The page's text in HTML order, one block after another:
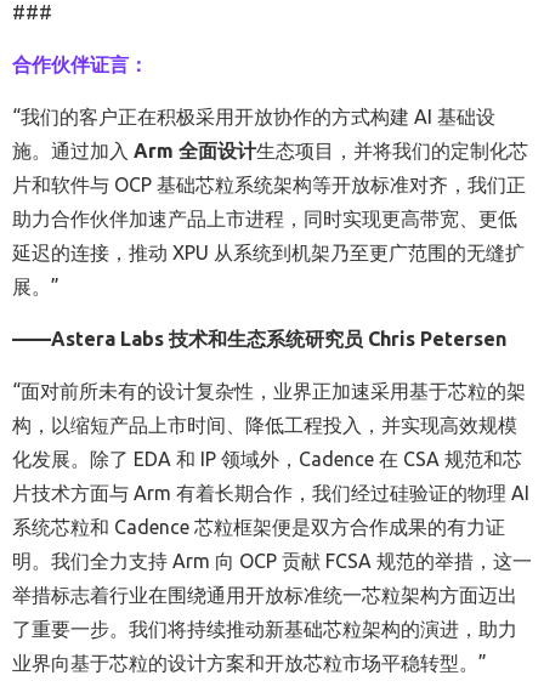
###
合作伙伴证言 ：
“我们的客户正在积极采用开放协作的方式构建 AI 基础设
施。通过加入 Arm 全面设计生态项目， 并将我们的定制化芯
片和软件与 OCP 基础芯粒系统架构等开放标准对齐 ，我们正
助力合作伙伴加速产品上市进程 ，同时实现更高带宽、更低
延迟的连接 ，推动 XPU 从系统到机架乃至更广范围的无缝扩
展。”
——Astera Labs 技术和生态系统研究员 Chris Petersen
“面对前所未有的设计复杂性，业界正加速采用基于芯粒的架
构，以缩短产品上市时间、 降低工程投入，并实现高效规模
化发展。除了 EDA 和 IP 领域外， Cadence 在 CSA 规范和芯
片技术方面与 Arm 有着长期合作，我们经过硅验证的物理 AI
系统芯粒和 Cadence 芯粒框架便是双方合作成果的有力证
明。我们全力支持 Arm 向 OCP 贡献 FCSA 规范的举措，这一
举措标志着行业在围绕通用开放标准统一芯粒架构方面迈出
了重要一步。我们将持续推动新基础芯粒架构的演进，助力
业界向基于芯粒的设计方案和开放芯粒市场平稳转型。”